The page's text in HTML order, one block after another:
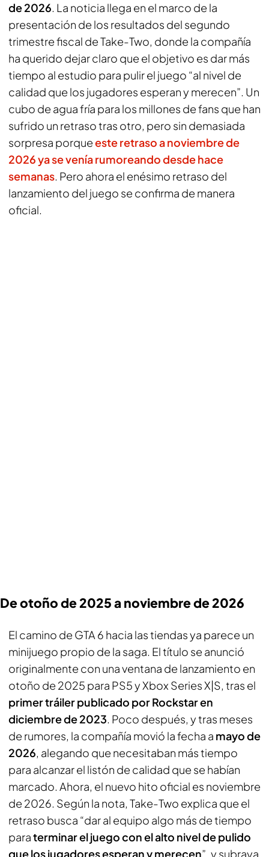
de 2026. La noticia llega en el marco de la
presentación de los resultados del segundo
trimestre fiscal de Take-Two, donde la compañía
ha querido dejar claro que el objetivo es dar más
tiempo al estudio para pulir el juego “al nivel de
calidad que los jugadores esperan y merecen”. Un
cubo de agua fría para los millones de fans que han
sufrido un retraso tras otro, pero sin demasiada
sorpresa porqueeste retraso a noviembre de
2026 ya se venía rumoreando desde hace
semanas. Pero ahora el enésimo retraso del
lanzamiento del juego se confirma de manera
oficial.
De otoño de 2025 a noviembre de 2026
El camino de GTA 6 hacia las tiendas ya parece un
minijuego propio de la saga. El título se anunció
originalmente con una ventana de lanzamiento en
otoño de 2025 para PS5 y Xbox Series X|S, tras el
primer tráiler publicado por Rockstar en
diciembre de 2023. Poco después, y tras meses
de rumores, la compañía movió la fecha a mayo de
2026, alegando que necesitaban más tiempo
para alcanzar el listón de calidad que se habían
marcado. Ahora, el nuevo hito oficial es noviembre
de 2026. Según la nota, Take-Two explica que el
retraso busca “dar al equipo algo más de tiempo
paraterminar el juego con el alto nivel de pulido
que los jugadores esperan y merecen”, y subraya